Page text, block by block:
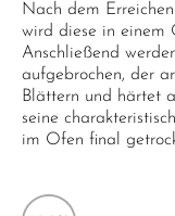
Nach dem
wird diese in einem
Anschließend
aufgebrochen, der
Blättern und härtet
seine
im Ofen final